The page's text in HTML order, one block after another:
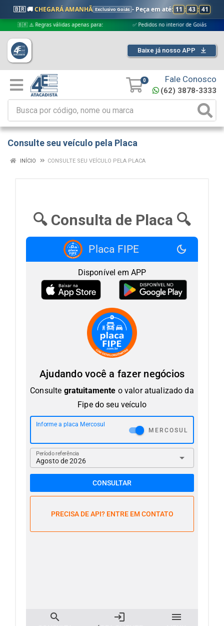
🇧🇷 🚚CHEGARÁ AMANHÃ Exclusivo Goiás - Peça em até: 11 : 43 : 41
🇧🇷 ⚠️ Regras válidas apenas para: ✅ Pedidos no interior de Goiás
Baixe já nosso APP
0 Fale Conosco
(62) 3878-3333
Consulte seu veículo pela Placa
INÍCIO CONSULTE SEU VEÍCULO PELA PLACA
🔍 Consulta de Placa 🔍